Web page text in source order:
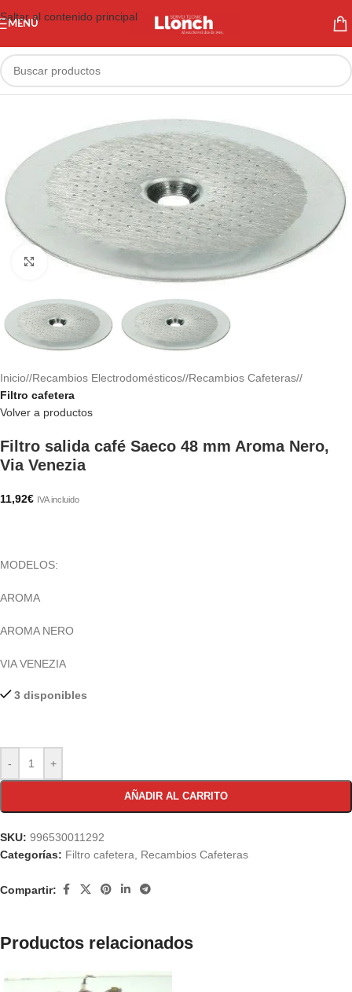
Saltar al contenido principal
MENÚ
Haga clic para ampliar
Inicio/ Recambios Electrodomésticos/ Recambios Cafeteras/
Filtro cafetera
Volver a productos
Filtro salida café Saeco 48 mm Aroma Nero,
Via Venezia
11,92€ IVA incluido
MODELOS:
AROMA
AROMA NERO
VIA VENEZIA
3 disponibles
- +
AÑADIR AL CARRITO
SKU: 996530011292
Categorías: Filtro cafetera Recambios Cafeteras
Compartir:
Productos relacionados